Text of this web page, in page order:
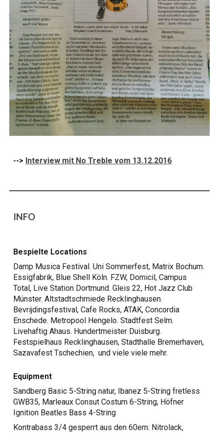
--> Interview mit No Treble vom 13.12.2016
INFO
Bespielte Locations
Damp Musica Festival. Uni Sommerfest, Matrix Bochum.
Essigfabrik, Blue Shell Köln. FZW, Domicil, Campus
Total, Live Station Dortmund. Gleis 22, Hot Jazz Club
Münster. Altstadtschmiede Recklinghausen.
Bevrijdingsfestival, Cafe Rocks, ATAK, Concordia
Enschede. Metropool Hengelo. Stadtfest Selm.
Livehaftig Ahaus. Hundertmeister Duisburg.
Festspielhaus Recklinghausen, Stadthalle Bremerhaven,
Sazavafest Tschechien, und viele viele mehr.
Equipment
Sandberg Basic 5-String natur, Ibanez 5-String fretless
GWB35, Marleaux Consut Costum 6-String, Höfner
Ignition Beatles Bass 4-String
Kontrabass 3/4 gesperrt aus den 60ern: Nitrolack,